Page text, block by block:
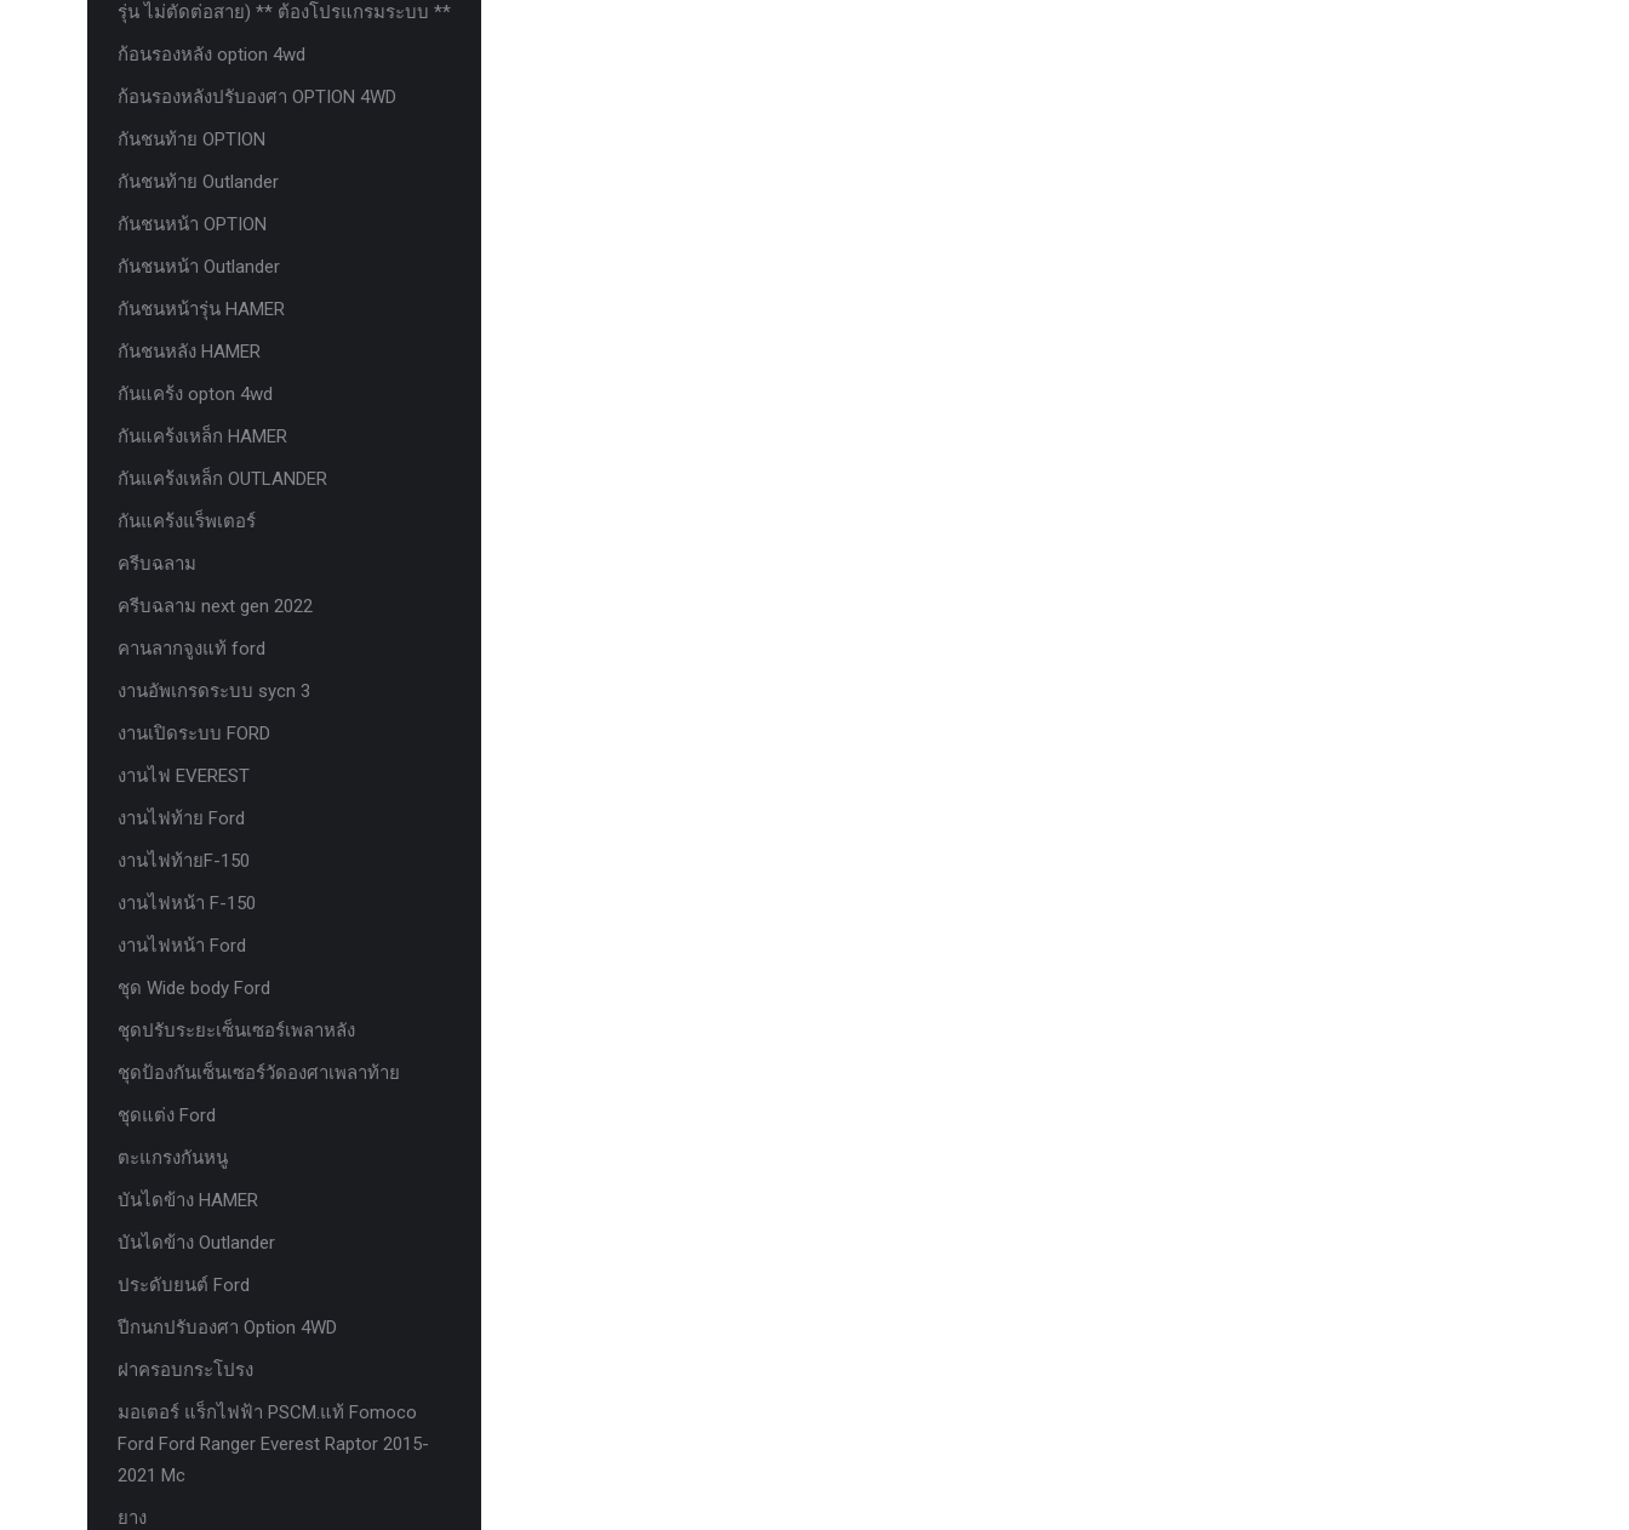
รุ่น ไม่ตัดต่อสาย) ** ต้องโปรแกรมระบบ **
ก้อนรองหลัง option 4wd
ก้อนรองหลังปรับองศา OPTION 4WD
กันชนท้าย OPTION
กันชนท้าย Outlander
กันชนหน้า OPTION
กันชนหน้า Outlander
กันชนหน้ารุ่น HAMER
กันชนหลัง HAMER
กันแคร้ง opton 4wd
กันแคร้งเหล็ก HAMER
กันแคร้งเหล็ก OUTLANDER
กันแคร้งแร็พเตอร์
ครีบฉลาม
ครีบฉลาม next gen 2022
คานลากจูงแท้ ford
งานอัพเกรดระบบ sycn 3
งานเปิดระบบ FORD
งานไฟ EVEREST
งานไฟท้าย Ford
งานไฟท้ายF-150
งานไฟหน้า F-150
งานไฟหน้า Ford
ชุด Wide body Ford
ชุดปรับระยะเซ็นเซอร์เพลาหลัง
ชุดป้องกันเซ็นเซอร์วัดองศาเพลาท้าย
ชุดแต่ง Ford
ตะแกรงกันหนู
บันไดข้าง HAMER
บันไดข้าง Outlander
ประดับยนต์ Ford
ปีกนกปรับองศา Option 4WD
ฝาครอบกระโปรง
มอเตอร์ แร็กไฟฟ้า PSCM.แท้ Fomoco
Ford Ford Ranger Everest Raptor 2015-
2021 Mc
ยาง
บันไดข้าง Outlander
ประดับยนต์ Ford
ปีกนกปรับองศา Option 4WD
ฝาครอบกระโปรง
มอเตอร์ แร็กไฟฟ้า PSCM.แท้ Fomoco
Ford Ford Ranger Everest Raptor 2015-
RANGER EVEREST Raptor 2011-2021
หน้าจอ Sync 3 รุ่นล่าสุด ตรงรุ่น Ford
Ranger Everest สำหรับ Upgrade Sync
หน้าจอเรือนไมล์แท้ FORD EVEREST
RANGER 2.0 PART G
หน้าจอเรือนไมล์แท้ FORD EVEREST
PART J
ห่วงแดง HAMER
ห่วงโอเมก้า option
หัวเกียร์
อุปกรณ์ภายในรถยนต์ FORD
เคสกุญแจคาร์บอน for ford next gen
เซ็นเซอร์หน้าพร้อมสายแท้ 4 จุด ตรงรุ่น
Ranger Everest Raptor MC ปี 2015-2021
เซ็นเซอร์หน้าพร้อมสายแท้ 6 จุด ตรงรุ่น
Ranger Everest Raptor MC ปี 2015-2021
แผงครอบแอร์ FCIM ตรงรุ่น Ford XLT.
แผงควบคุมแอร์ FCIM ตรงรุ่น FORD
EVEREST 2.2 3.2 2.0
แหนบแอด option 4wd